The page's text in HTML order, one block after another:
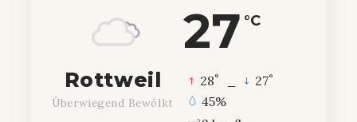
27 °C
Rottweil
Überwiegend Bewölkt
28° 27°
45%